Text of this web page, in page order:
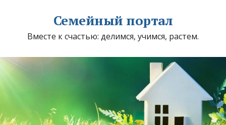
Семейный портал
Вместе к счастью: делимся, учимся, растем.